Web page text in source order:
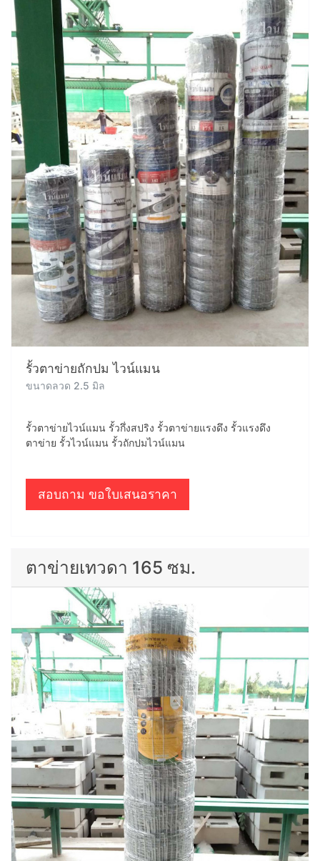
รั้วตาข่ายถักปม ไวน์แมน
ขนาดลวด 2.5 มิล
รั้วตาข่ายไวน์แมน รั้วกึ่งสปริง รั้วตาข่ายแรงดึง รั้วแรงดึง
ตาข่าย รั้วไวน์แมน รั้วถักปมไวน์แมน
สอบถาม ขอใบเสนอราคา
ตาข่ายเทวดา 165 ซม.